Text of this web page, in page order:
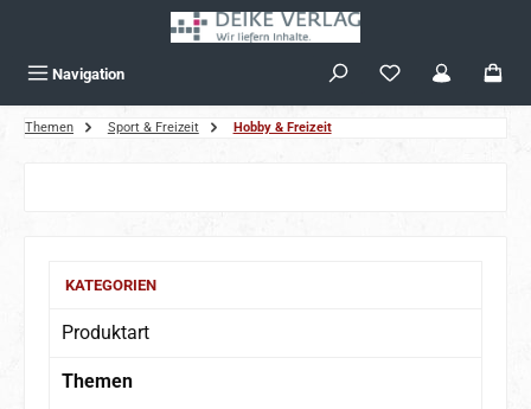
Navigation
Themen Sport & Freizeit Hobby & Freizeit
KATEGORIEN
Produktart
Themen